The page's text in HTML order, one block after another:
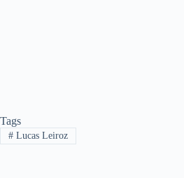
Tags
#Lucas Leiroz